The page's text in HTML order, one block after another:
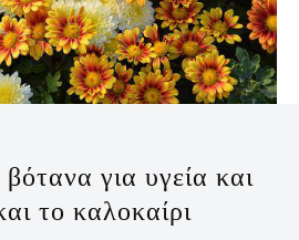
για υγεία και
το καλοκαίρι